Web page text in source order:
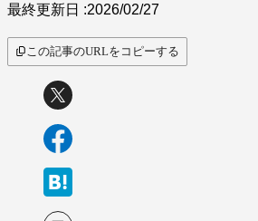
最終更新日 :2026/02/27
この記事のURLをコピーする